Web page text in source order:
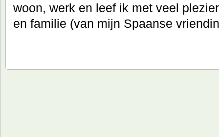
woon, werk en leef ik met veel
en familie (van mijn Spaanse